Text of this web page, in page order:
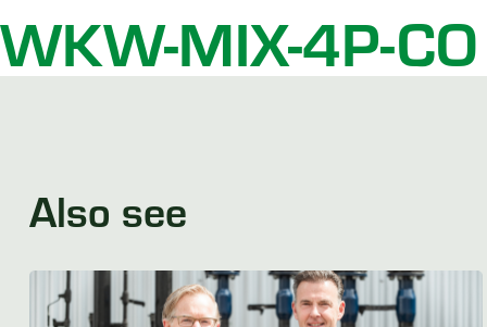
Afleverset
WKW-MIX-4P-
Also see